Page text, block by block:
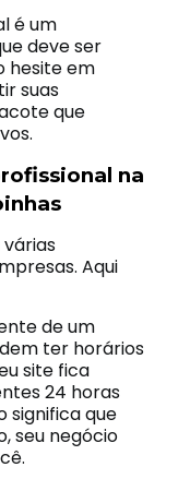
é um
deve ser
hesite em
suas
que
na
Aqui
de um
ter horários
site fica
24 horas
significa que
seu negócio